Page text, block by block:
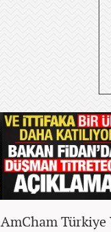
AmCham Türkiye